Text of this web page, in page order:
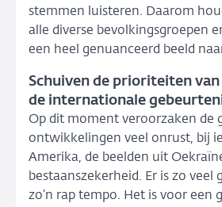
stemmen luisteren. Daarom
alle diverse bevolkingsgroepen
een heel genuanceerd beeld
Schuiven de prioriteiten
de internationale
Op dit moment veroorzaken de
ontwikkelingen veel onrust, bij
Amerika, de beelden uit
bestaanszekerheid. Er is zo veel
zo’n rap tempo. Het is voor een